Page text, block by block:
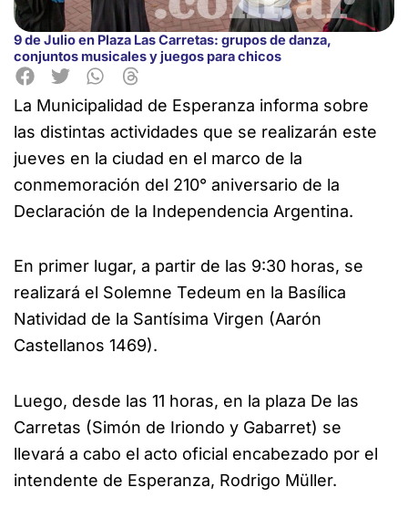
9 de Julio en Plaza Las Carretas: grupos de danza,
conjuntos musicales y juegos para chicos
La Municipalidad de Esperanza informa sobre
las distintas actividades que se realizarán este
jueves en la ciudad en el marco de la
conmemoración del 210° aniversario de la
Declaración de la Independencia Argentina.
En primer lugar, a partir de las 9:30 horas, se
realizará el Solemne Tedeum en la Basílica
Natividad de la Santísima Virgen (Aarón
Castellanos 1469).
Luego, desde las 11 horas, en la plaza De las
Carretas (Simón de Iriondo y Gabarret) se
llevará a cabo el acto oficial encabezado por el
intendente de Esperanza, Rodrigo Müller.